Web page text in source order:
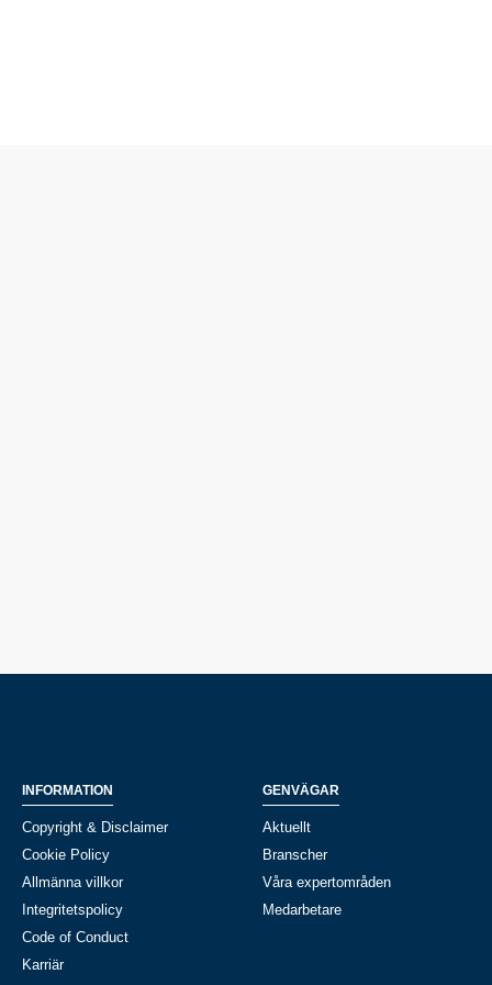
INFORMATION
Copyright & Disclaimer
Cookie Policy
Allmänna villkor
Integritetspolicy
Code of Conduct
Karriär
GENVÄGAR
Aktuellt
Branscher
Våra expertområden
Medarbetare